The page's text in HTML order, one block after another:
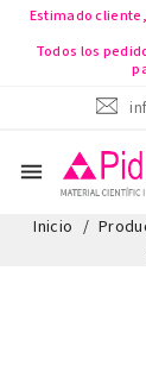
Estimado
Todos los
menu
Inicio